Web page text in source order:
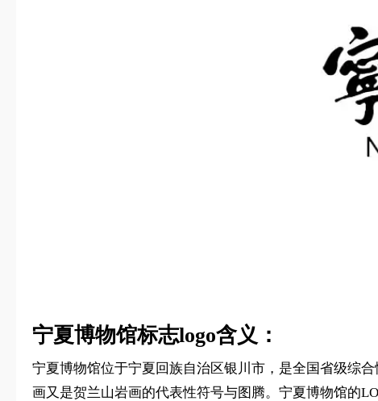
宁夏博物馆标志logo含义：
宁夏博物馆位于宁夏回族自治区银川市，是全国省级综
画又是贺兰山岩画的代表性符号与图腾。宁夏博物馆的